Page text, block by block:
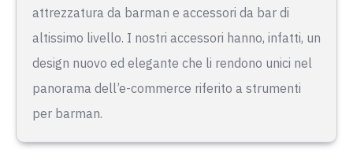
attrezzatura da barman e accessori da bar di
altissimo livello. I nostri accessori hanno, infatti, un
design nuovo ed elegante che li rendono unici nel
panorama dell’e-commerce riferito a strumenti
per barman.